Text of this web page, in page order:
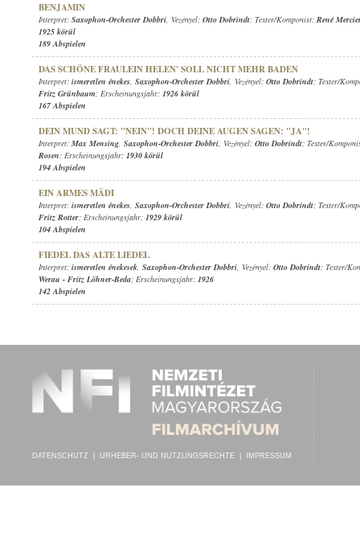
BENJAMIN
Interpret: Saxophon-Orchester Dobbri, Vezényel: Otto Dobrindt; Texter/Komponist: René
1925 körül
189 Abspielen
DAS SCHÖNE FRAULEIN HELEN' SOLL NICHT MEHR BADEN
Interpret: ismeretlen énekes, Saxophon-Orchester Dobbri, Vezényel: Otto Dobrindt; Texter/
Fritz Grünbaum; Erscheinungsjahr: 1926 körül
167 Abspielen
DEIN MUND SAGT: "NEIN"! DOCH DEINE AUGEN SAGEN: "JA"!
Interpret: Max Mensing, Saxophon-Orchester Dobbri, Vezényel: Otto Dobrindt; Texter/
Rosen; Erscheinungsjahr: 1930 körül
194 Abspielen
EIN ARMES MÄDI
Interpret: ismeretlen énekes, Saxophon-Orchester Dobbri, Vezényel: Otto Dobrindt; Texter/
Fritz Rotter; Erscheinungsjahr: 1929 körül
104 Abspielen
FIEDEL DAS ALTE LIEDEL
Interpret: ismeretlen énekesek, Saxophon-Orchester Dobbri, Vezényel: Otto Dobrindt; Texter/
Werau - Fritz Löhner-Beda; Erscheinungsjahr: 1926
142 Abspielen
DATENSCHUTZ URHEBER- UND NUTZUNGSRECHTE IMPRESSUM